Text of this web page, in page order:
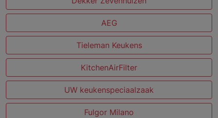
AEG
Tieleman Keukens
KitchenAirFilter
UW keukenspeciaalzaak
Fulgor Milano